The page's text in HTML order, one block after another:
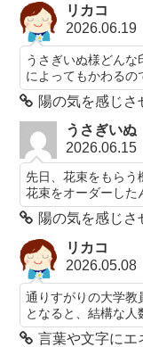
リカコ
2026.06.19
うさぎいぬ様どん
によってもかわるの
陽の気を感じさ
うさぎいぬ
2026.06.15
先日、花束をもらう
花束をオーダーした
陽の気を感じさ
リカコ
2026.05.08
通りすがりの大学教
となると、結構な人
言葉や文字にエ